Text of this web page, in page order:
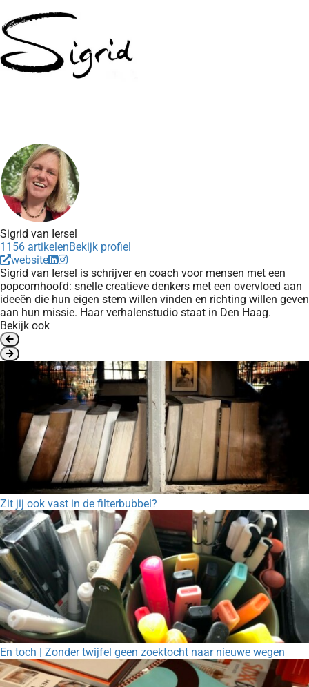
Sigrid van Iersel
1156 artikelenBekijk profiel
website
Sigrid van Iersel is schrijver en coach voor mensen met een
popcornhoofd: snelle creatieve denkers met een overvloed aan
ideeën die hun eigen stem willen vinden en richting willen geven
aan hun missie. Haar verhalenstudio staat in Den Haag.
Bekijk ook
Zit jij ook vast in de filterbubbel?
En toch | Zonder twijfel geen zoektocht naar nieuwe wegen